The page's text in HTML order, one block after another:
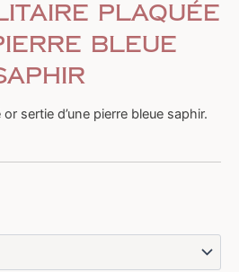
plaquée
bleue
sertie d’une pierre bleue saphir.